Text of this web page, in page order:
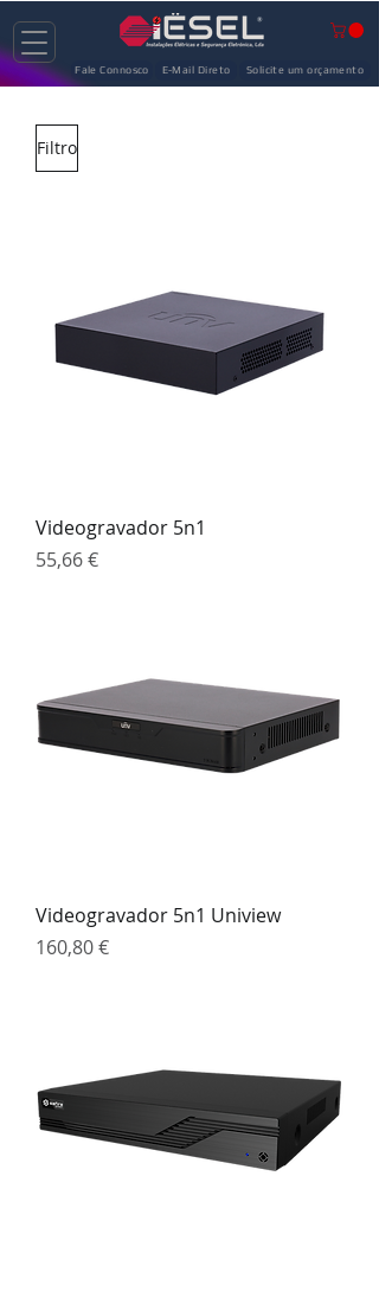
Fale Connosco E-Mail Direto Solicite um orçamento
Filtro
Videogravador 5n1
Preço
55,66 €
Videogravador 5n1 Uniview
Preço
160,80 €